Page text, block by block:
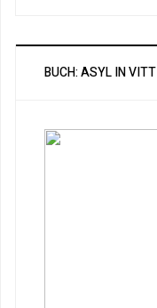
BUCH: ASYL IN VITT